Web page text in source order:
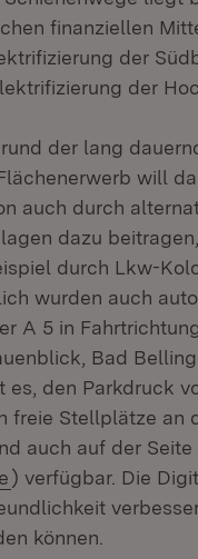
finanziellen
der
der
der lang
will
auch durch
dazu
durch Lkw-
wurden auch
A 5 in
Bad
es, den Parkdruck
freie Stellplätze an
auch auf der
) verfügbar. Die
können.